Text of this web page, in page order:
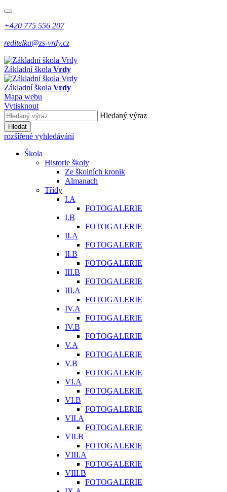
+420 775 556 207
reditelka@zs-vrdy.cz
Základní škola Vrdy
Základní škola Vrdy
Mapa webu
Vytisknout
Hledaný výraz
Hledat
rozšířené vyhledávání
Škola
Historie školy
Ze školních kronik
Almanach
Třídy
I.A
FOTOGALERIE
I.B
FOTOGALERIE
II.A
FOTOGALERIE
II.B
FOTOGALERIE
III.B
FOTOGALERIE
III.A
FOTOGALERIE
IV.A
FOTOGALERIE
IV.B
FOTOGALERIE
V.A
FOTOGALERIE
V.B
FOTOGALERIE
VI.A
FOTOGALERIE
VI.B
FOTOGALERIE
VII.A
FOTOGALERIE
VII.B
FOTOGALERIE
VIII.A
FOTOGALERIE
VIII.B
FOTOGALERIE